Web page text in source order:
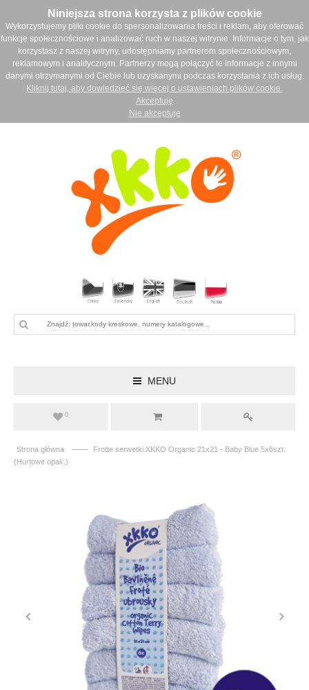
Niniejsza strona korzysta z plików cookie
Wykorzystujemy pliki cookie do spersonalizowania treści i reklam, aby oferować
funkcje społecznościowe i analizować ruch w naszej witrynie. Informacje o tym, jak
korzystasz z naszej witryny, udostępniamy partnerom społecznościowym,
reklamowym i analitycznym. Partnerzy mogą połączyć te informacje z innymi
danymi otrzymanymi od Ciebie lub uzyskanymi podczas korzystania z ich usług.
Kliknij tutaj, aby dowiedzieć się więcej o ustawieniach plików cookie.
Akceptuję
Nie akceptuje
MENU
0
Strona główna ——
Frotte serwetki XKKO Organic 21x21 - Baby Blue 5x6szt.
(Hurtowe opak.)